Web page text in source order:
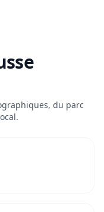
du parc